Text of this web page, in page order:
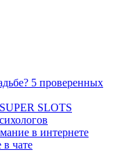
5 проверенных
SLOTS
в интернете
чате